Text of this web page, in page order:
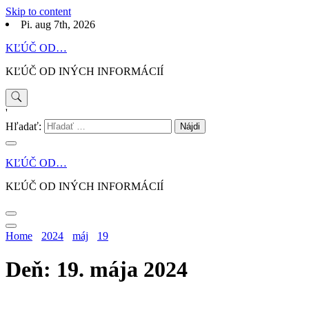
Skip to content
Pi. aug 7th, 2026
KĽÚČ OD…
KĽÚČ OD INÝCH INFORMÁCIÍ
'
Hľadať:
KĽÚČ OD…
KĽÚČ OD INÝCH INFORMÁCIÍ
Home 2024 máj 19
Deň: 19. mája 2024